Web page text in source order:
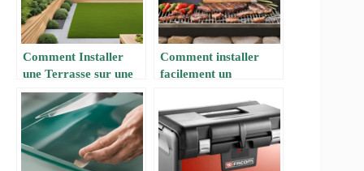
Comment Installer
une Terrasse sur une
Pelouse ?
Comment installer
facilement un
vos grillades estivales
? par FUTURA
SCIENCES